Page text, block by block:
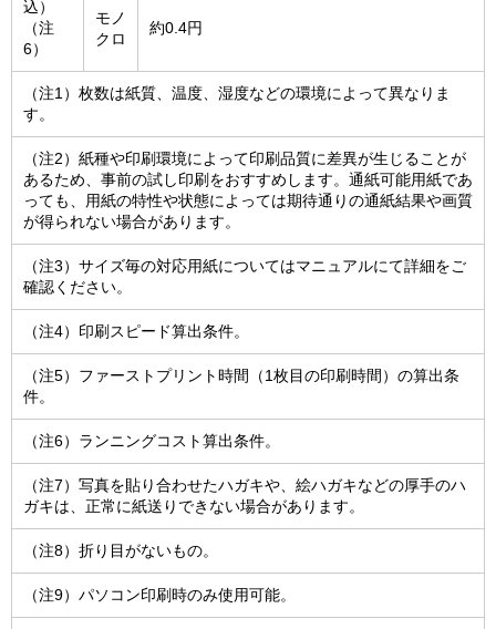
込）
（注
6）
モノ
クロ
約0.4円
（注1）枚数は紙質、温度、湿度などの環境によって異なりま
す。
（注2）紙種や印刷環境によって印刷品質に差異が生じることが
あるため、事前の試し印刷をおすすめします。通紙可能用紙であ
っても、用紙の特性や状態によっては期待通りの通紙結果や画質
が得られない場合があります。
（注3）サイズ毎の対応用紙についてはマニュアルにて詳細をご
確認ください。
（注4）印刷スピード算出条件。
（注5）ファーストプリント時間（1枚目の印刷時間）の算出条
件。
（注6）ランニングコスト算出条件。
（注7）写真を貼り合わせたハガキや、絵ハガキなどの厚手のハ
ガキは、正常に紙送りできない場合があります。
（注8）折り目がないもの。
（注9）パソコン印刷時のみ使用可能。